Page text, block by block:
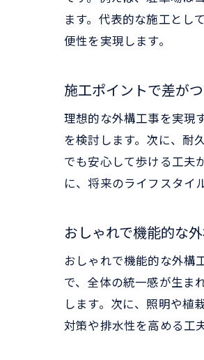
ます。代表的な施工とし
便性を実現します。
施工ポイントで差が
理想的な外構工事を実現
を検討します。次に、耐
でも安心して歩ける工夫
に、将来のライフスタイ
おしゃれで機能的な
おしゃれで機能的な外構
で、全体の統一感が生ま
します。次に、照明や植
対策や排水性を高める工